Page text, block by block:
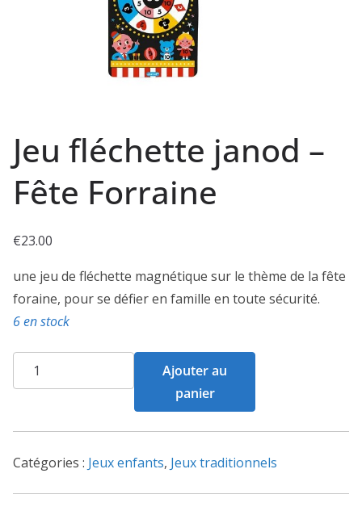
Jeu fléchette janod –
Fête Forraine
€23.00
une jeu de fléchette magnétique sur le thème de la fête
foraine, pour se défier en famille en toute sécurité.
6 en stock
quantité
de
fléchette
Fête
Ajouter au
panier
Catégories : Jeux enfants, Jeux traditionnels